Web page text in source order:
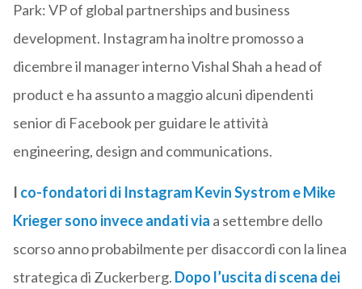
Park: VP of global partnerships and business
development. Instagram ha inoltre promosso a
dicembre il manager interno Vishal Shah a head of
product e ha assunto a maggio alcuni dipendenti
senior di Facebook per guidare le attività
engineering, design and communications.
I co-fondatori di Instagram Kevin Systrom e Mike
Krieger sono invece andati via a settembre dello
scorso anno probabilmente per disaccordi con la linea
strategica di Zuckerberg. Dopo l’uscita di scena dei